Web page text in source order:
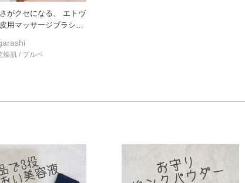
がクセになる、 エトヴ
用マッサージブラシ！
枚の皮膚で繋が
燥肌 / ブルベ